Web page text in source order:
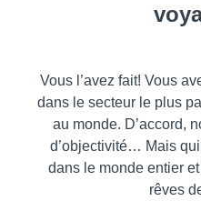
Vous l’avez fait! Vous
dans le secteur le plus
au monde. D’accord,
d’objectivité… Mais
dans le monde entier
rêves